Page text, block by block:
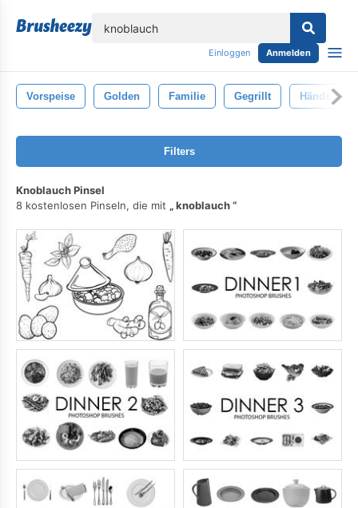
Einloggen Anmelden
Vorspeise Golden Familie Gegrillt Hände
Filters
Knoblauch Pinsel
8 kostenlosen Pinseln, die mit
knoblauch